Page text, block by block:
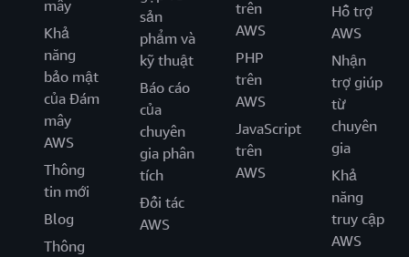
mây
Khả
năng
bảo mật
của Đám
mây
AWS
Thông
tin mới
Blog
Thông
sản
phẩm và
kỹ thuật
Báo cáo
của
chuyên
gia phân
tích
Đối tác
AWS
trên
AWS
PHP
trên
AWS
JavaScript
trên
AWS
Hỗ trợ
AWS
Nhận
trợ giúp
từ
chuyên
gia
Khả
năng
truy cập
AWS